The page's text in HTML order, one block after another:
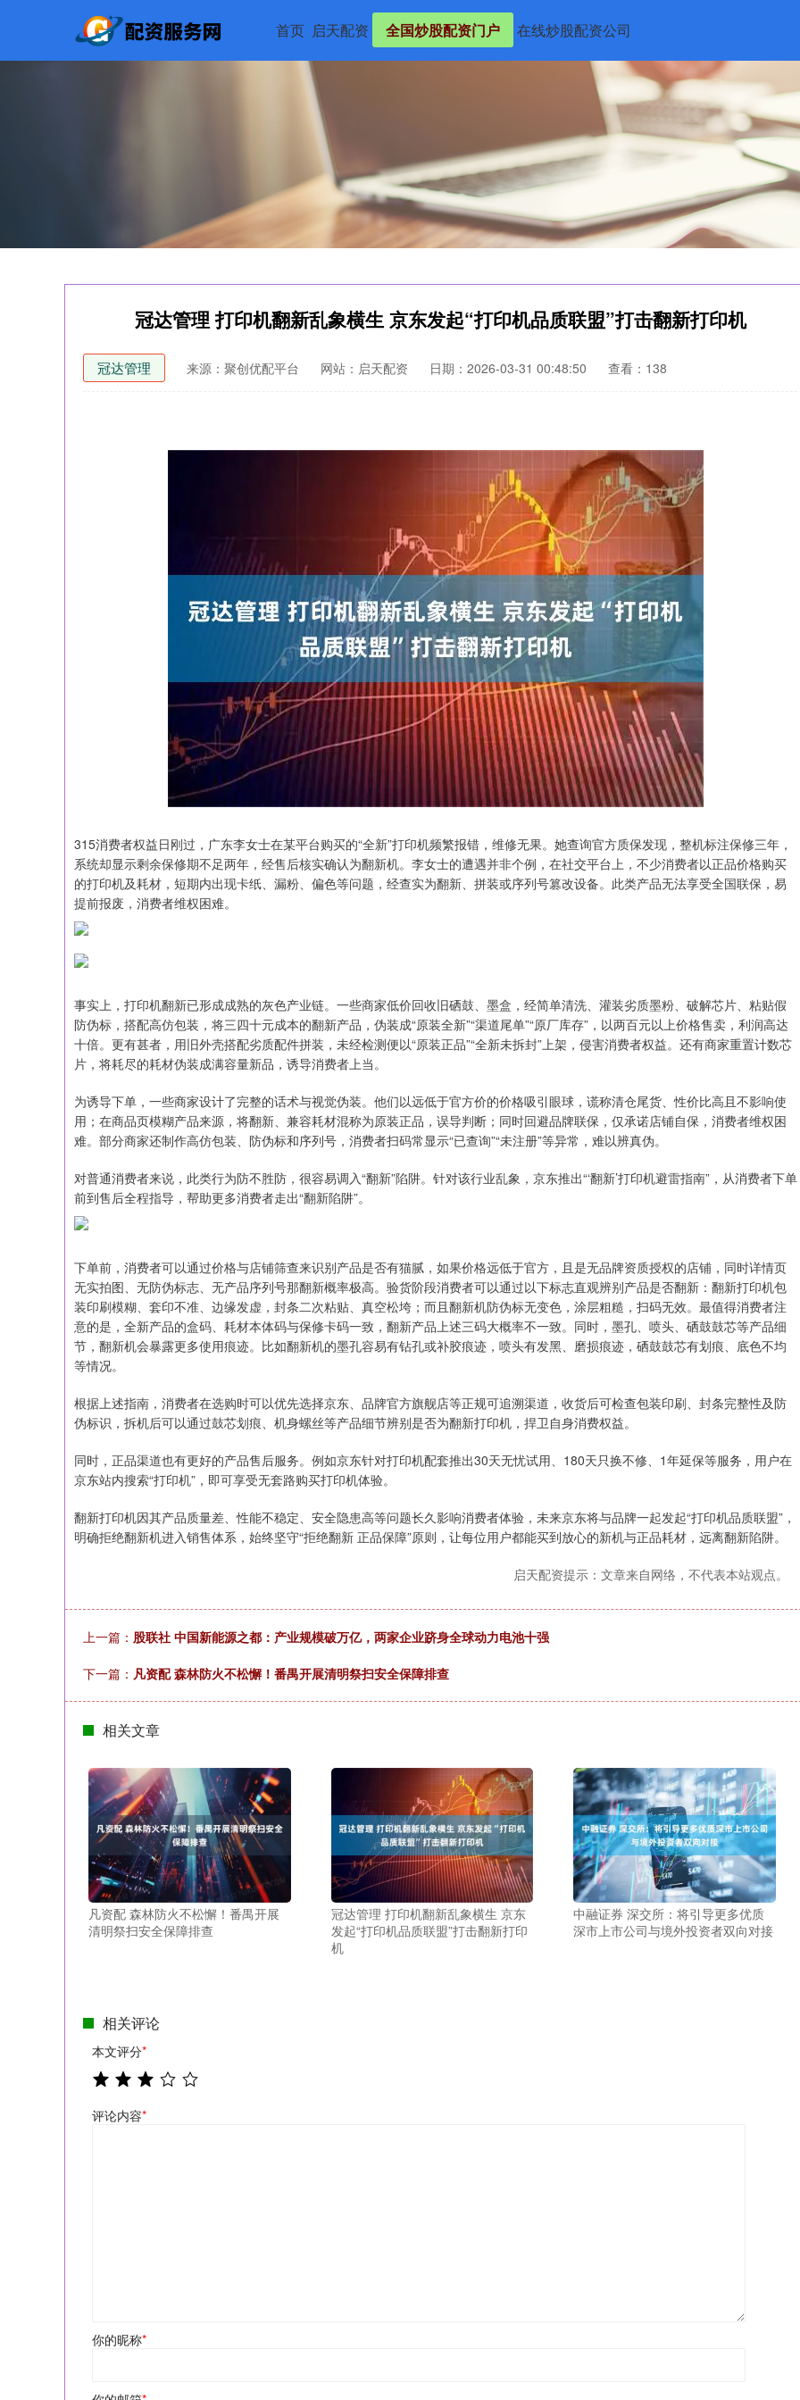
首页 启天配资 全国炒股配资门户 在线炒股配资公司
冠达管理 打印机翻新乱象横生 京东发起“打印机品质联盟”打击翻新打印机
冠达管理 来源：聚创优配平台 网站：启天配资 日期：2026-03-31 00:48:50 查看：138
315消费者权益日刚过，广东李女士在某平台购买的“全新”打印机频繁报错，维修无果。她查询官方质保发现，整机标注保修三年，
系统却显示剩余保修期不足两年，经售后核实确认为翻新机。李女士的遭遇并非个例，在社交平台上，不少消费者以正品价格购买
的打印机及耗材，短期内出现卡纸、漏粉、偏色等问题，经查实为翻新、拼装或序列号篡改设备。此类产品无法享受全国联保，易
提前报废，消费者维权困难。
事实上，打印机翻新已形成成熟的灰色产业链。一些商家低价回收旧硒鼓、墨盒，经简单清洗、灌装劣质墨粉、破解芯片、粘贴假
防伪标，搭配高仿包装，将三四十元成本的翻新产品，伪装成“原装全新”“渠道尾单”“原厂库存”，以两百元以上价格售卖，利润高达
十倍。更有甚者，用旧外壳搭配劣质配件拼装，未经检测便以“原装正品”“全新未拆封”上架，侵害消费者权益。还有商家重置计数芯
片，将耗尽的耗材伪装成满容量新品，诱导消费者上当。
为诱导下单，一些商家设计了完整的话术与视觉伪装。他们以远低于官方价的价格吸引眼球，谎称清仓尾货、性价比高且不影响使
用；在商品页模糊产品来源，将翻新、兼容耗材混称为原装正品，误导判断；同时回避品牌联保，仅承诺店铺自保，消费者维权困
难。部分商家还制作高仿包装、防伪标和序列号，消费者扫码常显示“已查询”“未注册”等异常，难以辨真伪。
对普通消费者来说，此类行为防不胜防，很容易调入“翻新”陷阱。针对该行业乱象，京东推出“‘翻新’打印机避雷指南”，从消费者下单
前到售后全程指导，帮助更多消费者走出“翻新陷阱”。
下单前，消费者可以通过价格与店铺筛查来识别产品是否有猫腻，如果价格远低于官方，且是无品牌资质授权的店铺，同时详情页
无实拍图、无防伪标志、无产品序列号那翻新概率极高。验货阶段消费者可以通过以下标志直观辨别产品是否翻新：翻新打印机包
装印刷模糊、套印不准、边缘发虚，封条二次粘贴、真空松垮；而且翻新机防伪标无变色，涂层粗糙，扫码无效。最值得消费者注
意的是，全新产品的盒码、耗材本体码与保修卡码一致，翻新产品上述三码大概率不一致。同时，墨孔、喷头、硒鼓鼓芯等产品细
节，翻新机会暴露更多使用痕迹。比如翻新机的墨孔容易有钻孔或补胶痕迹，喷头有发黑、磨损痕迹，硒鼓鼓芯有划痕、底色不均
等情况。
根据上述指南，消费者在选购时可以优先选择京东、品牌官方旗舰店等正规可追溯渠道，收货后可检查包装印刷、封条完整性及防
伪标识，拆机后可以通过鼓芯划痕、机身螺丝等产品细节辨别是否为翻新打印机，捍卫自身消费权益。
同时，正品渠道也有更好的产品售后服务。例如京东针对打印机配套推出30天无忧试用、180天只换不修、1年延保等服务，用户在
京东站内搜索“打印机”，即可享受无套路购买打印机体验。
翻新打印机因其产品质量差、性能不稳定、安全隐患高等问题长久影响消费者体验，未来京东将与品牌一起发起“打印机品质联盟”，
明确拒绝翻新机进入销售体系，始终坚守“拒绝翻新 正品保障”原则，让每位用户都能买到放心的新机与正品耗材，远离翻新陷阱。
启天配资提示：文章来自网络，不代表本站观点。
上一篇： 股联社 中国新能源之都：产业规模破万亿，两家企业跻身全球动力电池十强
下一篇： 凡资配 森林防火不松懈！番禺开展清明祭扫安全保障排查
相关文章
凡资配 森林防火不松懈！番禺开展
清明祭扫安全保障排查
冠达管理 打印机翻新乱象横生 京东
发起“打印机品质联盟”打击翻新打印
机
中融证券 深交所：将引导更多优质
深市上市公司与境外投资者双向对接
相关评论
本文评分*
评论内容*
你的昵称*